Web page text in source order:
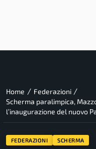
Home / Federazioni /
Scherma paralimpica,
l’inaugurazione del nuovo
FEDERAZIONI SCHERMA